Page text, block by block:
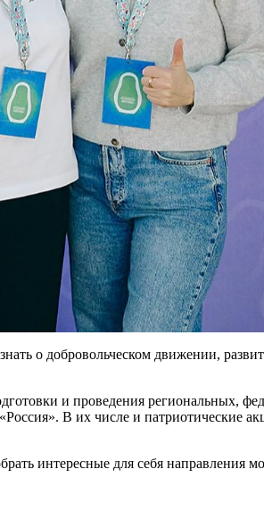
о добровольческом движении,
и проведения региональных,
В их числе и патриотические
интересные для себя направления